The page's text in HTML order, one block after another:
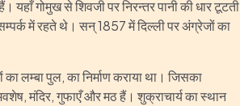
गोमुख से शिवजी पर निरन्तर पानी की धार टूटती
में रहते थे। सन् 1857 में दिल्ली पर अंग्रेजों का
का लम्बा पुल, का निर्माण कराया था। जिसका
मंदिर, गुफाएँ और मठ हैं। शुक्राचार्य का स्थान